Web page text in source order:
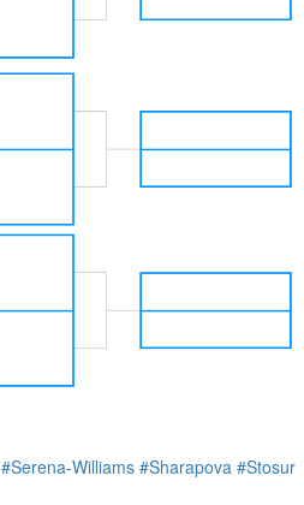
#Serena-Williams #Sharapova #Stosur